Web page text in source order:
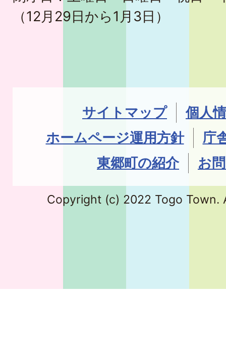
（12月29日から1月3日）
サイトマップ
個人
ホームページ運用方針
庁
東郷町の紹介
お
Copyright (c) 2022 Togo Town.